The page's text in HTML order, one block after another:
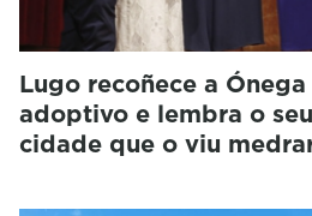
Lugo recoñece a
adoptivo e lembra o
cidade que o viu